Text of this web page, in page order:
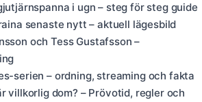
i ugn – steg för steg guide
senaste nytt – aktuell lägesbild
och Tess Gustafsson –
serien – ordning, streaming och fakta
villkorlig dom? – Prövotid, regler och